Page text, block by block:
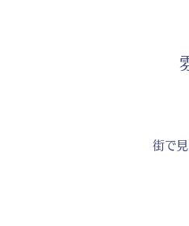
街で